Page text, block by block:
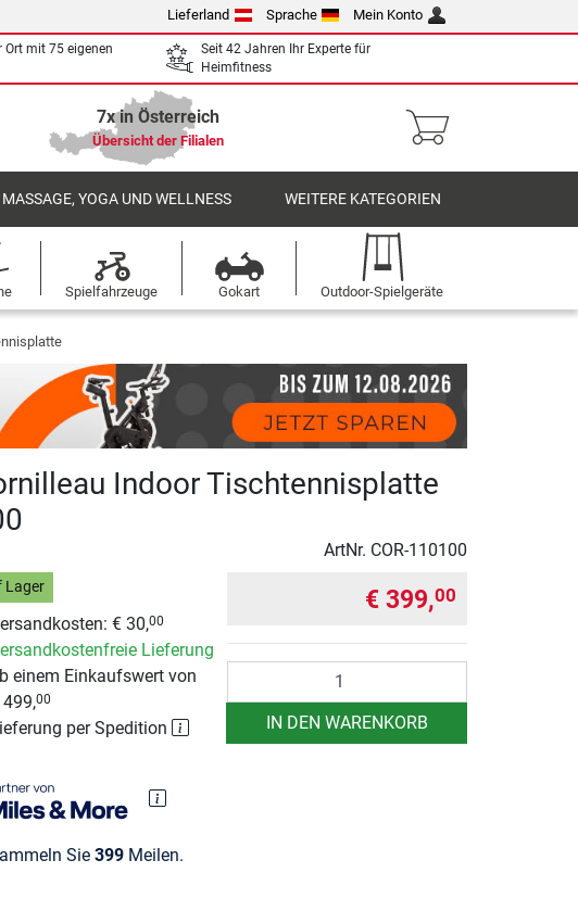
Lieferland Sprache Mein Konto
mit 75 eigenen
Seit 42 Jahren Ihr Experte für
Heimfitness
7x in Österreich
Übersicht der Filialen
MASSAGE, YOGA UND WELLNESS WEITERE KATEGORIEN
Spielfahrzeuge Gokart Outdoor-Spielgeräte
Indoor Tischtennisplatte
ArtNr. COR-110100
Lager
€ 30,00
Lieferung
einem Einkaufswert von
00
per Spedition
Sie 399Meilen.
€ 399,00
IN DEN WARENKORB